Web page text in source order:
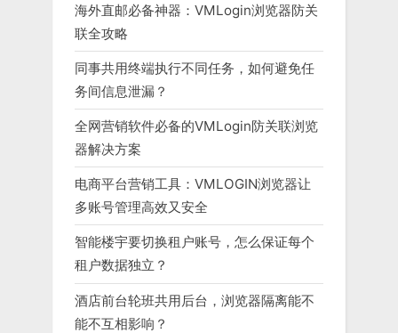
海外直邮必备神器：VMLogin浏览器防关
联全攻略
同事共用终端执行不同任务，如何避免任
务间信息泄漏？
全网营销软件必备的VMLogin防关联浏览
器解决方案
电商平台营销工具：VMLOGIN浏览器让
多账号管理高效又安全
智能楼宇要切换租户账号，怎么保证每个
租户数据独立？
酒店前台轮班共用后台，浏览器隔离能不
能不互相影响？